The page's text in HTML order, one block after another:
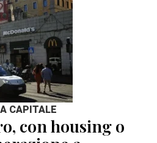
CAPITALE
con housing o